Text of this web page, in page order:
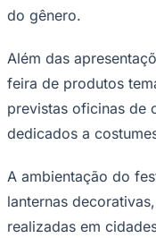
do gênero.
Além das
feira de produtos
previstas oficinas de
dedicados a
A ambientação do
lanternas
realizadas em